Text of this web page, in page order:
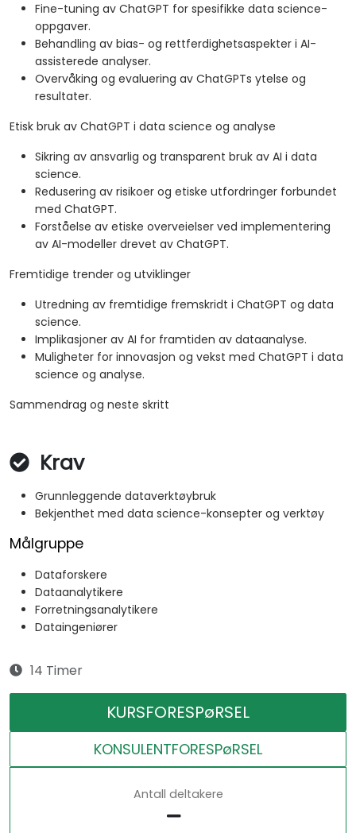
Fine-tuning av ChatGPT for spesifikke data science-
oppgaver.
Behandling av bias- og rettferdighetsaspekter i AI-
assisterede analyser.
Overvåking og evaluering av ChatGPTs ytelse og
resultater.
Etisk bruk av ChatGPT i data science og analyse
Sikring av ansvarlig og transparent bruk av AI i data
science.
Redusering av risikoer og etiske utfordringer forbundet
med ChatGPT.
Forståelse av etiske overveielser ved implementering
av AI-modeller drevet av ChatGPT.
Fremtidige trender og utviklinger
Utredning av fremtidige fremskridt i ChatGPT og data
science.
Implikasjoner av AI for framtiden av dataanalyse.
Muligheter for innovasjon og vekst med ChatGPT i data
science og analyse.
Sammendrag og neste skritt
Krav
Grunnleggende dataverktøybruk
Bekjenthet med data science-konsepter og verktøy
Målgruppe
Dataforskere
Dataanalytikere
Forretningsanalytikere
Dataingeniører
14 Timer
KURSFORESPøRSEL
KONSULENTFORESPøRSEL
Antall deltakere